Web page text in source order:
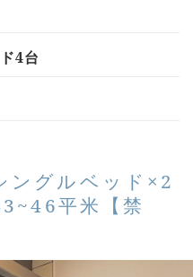
4台
ングルベッド×2
平米【禁